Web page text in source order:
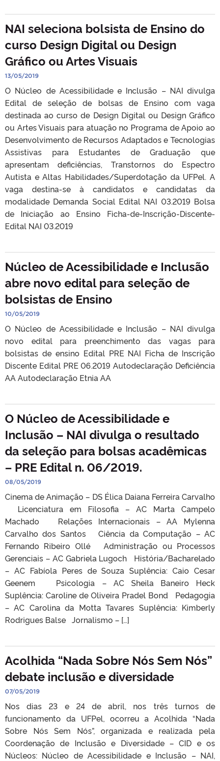
NAI seleciona bolsista de Ensino do
curso Design Digital ou Design
Gráfico ou Artes Visuais
13/05/2019
O Núcleo de Acessibilidade e Inclusão – NAI divulga
Edital de seleção de bolsas de Ensino com vaga
destinada ao curso de Design Digital ou Design Gráfico
ou Artes Visuais para atuação no Programa de Apoio ao
Desenvolvimento de Recursos Adaptados e Tecnologias
Assistivas para Estudantes de Graduação que
apresentam deficiências, Transtornos do Espectro
Autista e Altas Habilidades/Superdotação da UFPel. A
vaga destina-se à candidatos e candidatas da
modalidade Demanda Social Edital NAI 03.2019 Bolsa
de Iniciação ao Ensino Ficha-de-Inscrição-Discente-
Edital NAI 03.2019
Núcleo de Acessibilidade e Inclusão
abre novo edital para seleção de
bolsistas de Ensino
10/05/2019
O Núcleo de Acessibilidade e Inclusão – NAI divulga
novo edital para preenchimento das vagas para
bolsistas de ensino Edital PRE NAI Ficha de Inscrição
Discente Edital PRE 06.2019 Autodeclaração Deficiência
AA Autodeclaração Etnia AA
O Núcleo de Acessibilidade e
Inclusão – NAI divulga o resultado
da seleção para bolsas acadêmicas
– PRE Edital n. 06/2019.
08/05/2019
Cinema de Animação – DS Élica Daiana Ferreira Carvalho
Licenciatura em Filosofia – AC Marta Campelo
Machado Relações Internacionais – AA Mylenna
Carvalho dos Santos Ciência da Computação – AC
Fernando Ribeiro Ollé Administração ou Processos
Gerenciais – AC Gabriela Lugoch História/Bacharelado
– AC Fabíola Peres de Souza Suplência: Caio Cesar
Geenem Psicologia – AC Sheila Baneiro Heck
Suplência: Caroline de Oliveira Pradel Bond Pedagogia
– AC Carolina da Motta Tavares Suplência: Kimberly
Rodrigues Balse Jornalismo – […]
Acolhida “Nada Sobre Nós Sem Nós”
debate inclusão e diversidade
07/05/2019
Nos dias 23 e 24 de abril, nos três turnos de
funcionamento da UFPel, ocorreu a Acolhida “Nada
Sobre Nós Sem Nós”, organizada e realizada pela
Coordenação de Inclusão e Diversidade – CID e os
Núcleos: Núcleo de Acessibilidade e Inclusão – NAI,